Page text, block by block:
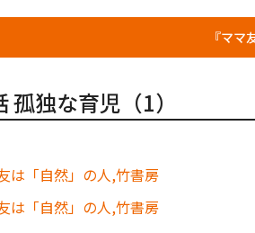
『ママ
孤独な育児（1）